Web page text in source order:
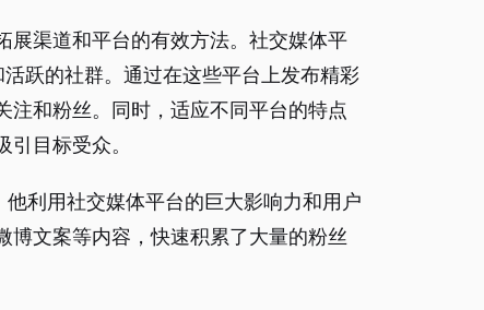
展渠道和平台的有效方法。社交媒体平
跃的社群。通过在这些平台上发布精彩
注和粉丝。同时，适应不同平台的特点
目标受众。
利用社交媒体平台的巨大影响力和用户
博文案等内容，快速积累了大量的粉丝